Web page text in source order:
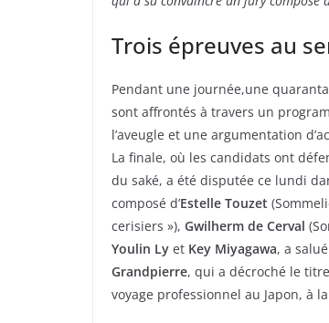
Trois épreuves au
Pendant une journée,une
sont affrontés à travers un
l’aveugle et une argumentation
La finale, où les candidats ont
du saké, a été disputée ce lundi
composé d’Estelle Touzet
cerisiers »), Gwilherm de Cerval
Youlin Ly et Key Miyagawa, a
Grandpierre, qui a décroché le
voyage professionnel au Japon, à